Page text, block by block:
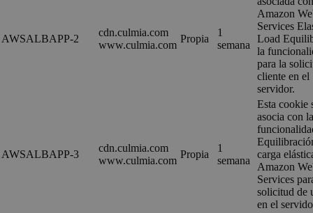
AWSALBAPP-2
cdn.culmia.com
www.culmia.com
Propia
1
semana
Amazon
Services
Load
la
para la
cliente en el
servidor.
AWSALBAPP-3
cdn.culmia.com
www.culmia.com
Propia
1
semana
Esta cookie
asocia con
carga
Amazon
Services
solicitud de
en el